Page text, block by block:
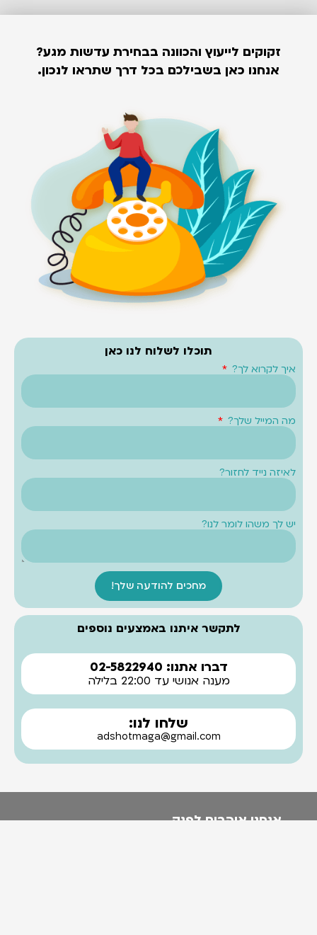
זקוקים לייעוץ והכוונה בבחירת עדשות מגע?
אנחנו כאן בשבילכם בכל דרך שתראו לנכון.
תוכלו לשלוח לנו כאן
איך לקרוא לך?
מה המייל שלך?
לאיזה נייד לחזור?
יש לך משהו לומר לנו?
מחכים להודעה שלך!
לתקשר איתנו באמצעים נוספים
דברו אתנו: 02-5822940
מענה אנושי עד 22:00 בלילה
שלחו לנו:
adshotmaga@gmail.com
אנחנו אוהבים לפנק.